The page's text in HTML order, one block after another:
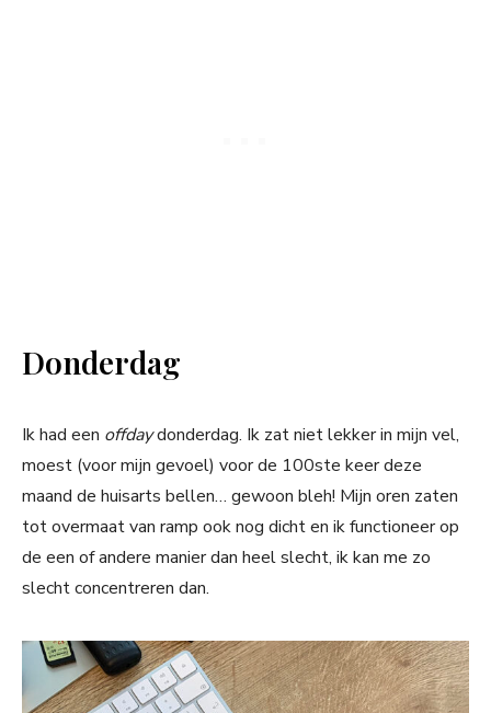
Donderdag
Ik had een offdaydonderdag. Ik zat niet lekker in mijn vel,
moest (voor mijn gevoel) voor de 100ste keer deze
maand de huisarts bellen… gewoon bleh! Mijn oren zaten
tot overmaat van ramp ook nog dicht en ik functioneer op
de een of andere manier dan heel slecht, ik kan me zo
slecht concentreren dan.